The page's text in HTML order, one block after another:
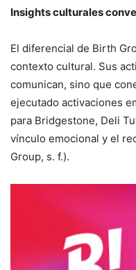
Insights culturales
El diferencial de Birth
contexto cultural. Sus
comunican, sino que
ejecutado activaciones
para Bridgestone, Deli
vínculo emocional y el
Group, s. f.).